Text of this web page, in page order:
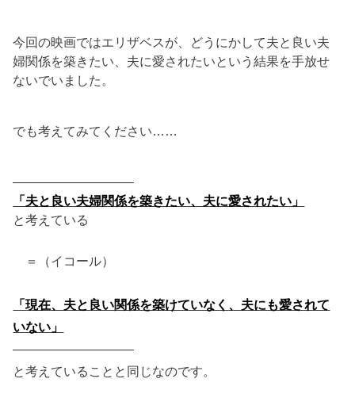
今回の映画ではエリザベスが、どうにかして夫と良い夫
婦関係を築きたい、夫に愛されたいという結果を手放せ
ないでいました。
でも考えてみてください……
—————————–
「夫と良い夫婦関係を築きたい、夫に愛されたい」
と考えている
＝（イコール）
「現在、夫と良い関係を築けていなく、夫にも愛されて
いない」
—————————–
と考えていることと同じなのです。